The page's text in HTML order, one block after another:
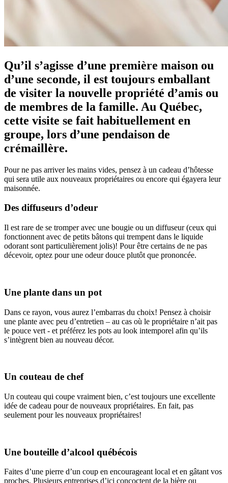
Qu’il s’agisse d’une première maison ou
d’une seconde, il est toujours emballant
de visiter la nouvelle propriété d’amis ou
de membres de la famille. Au Québec,
cette visite se fait habituellement en
groupe, lors d’une pendaison de
crémaillère.
Pour ne pas arriver les mains vides, pensez à un cadeau d’hôtesse
qui sera utile aux nouveaux propriétaires ou encore qui égayera leur
maisonnée.
Des diffuseurs d’odeur
Il est rare de se tromper avec une bougie ou un diffuseur (ceux qui
fonctionnent avec de petits bâtons qui trempent dans le liquide
odorant sont particulièrement jolis)! Pour être certains de ne pas
décevoir, optez pour une odeur douce plutôt que prononcée.
Une plante dans un pot
Dans ce rayon, vous aurez l’embarras du choix! Pensez à choisir
une plante avec peu d’entretien – au cas où le propriétaire n’ait pas
le pouce vert - et préférez les pots au look intemporel afin qu’ils
s’intègrent bien au nouveau décor.
Un couteau de chef
Un couteau qui coupe vraiment bien, c’est toujours une excellente
idée de cadeau pour de nouveaux propriétaires. En fait, pas
seulement pour les nouveaux propriétaires!
Une bouteille d’alcool québécois
Faites d’une pierre d’un coup en encourageant local et en gâtant vos
proches. Plusieurs entreprises d’ici concoctent de la bière ou